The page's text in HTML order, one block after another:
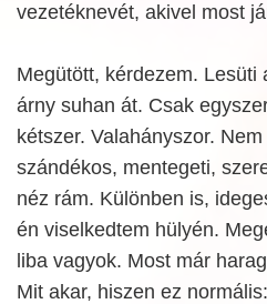
vezetéknevét, akivel most
Megütött, kérdezem. Lesüti
árny suhan át. Csak
kétszer. Valahányszor.
szándékos, mentegeti,
néz rám. Különben is,
én viselkedtem hülyén.
liba vagyok. Most már
Mit akar, hiszen ez